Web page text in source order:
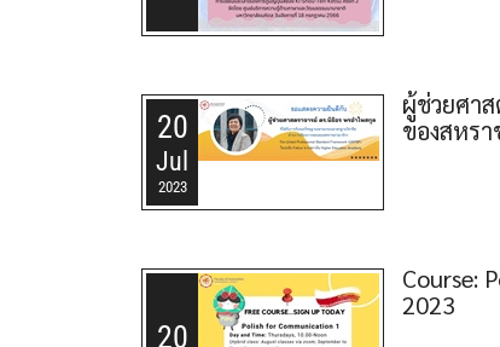
20
Jul
2023
ผู้ช่วยศา
ของสหร
20
Course:
2023